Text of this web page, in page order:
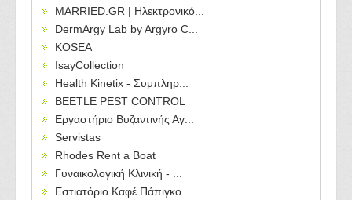
MARRIED.GR | Ηλεκτρονικό...
DermArgy Lab by Argyro C...
KOSEA
IsayCollection
Health Kinetix - Συμπληρ...
BEETLE PEST CONTROL
Εργαστήριο Βυζαντινής Αγ...
Servistas
Rhodes Rent a Boat
Γυναικολογική Κλινική - ...
Εστιατόριο Καφέ Πάπιγκο ...